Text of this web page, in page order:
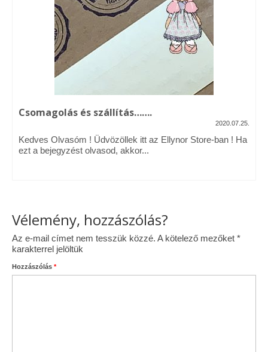
Vásárok, ahol velem is találkozhattál…
Alapanyagok, kellékek
A termékek tisztítása
Ellynor története
Adatkezelési tájékoztató
Általános Szerződési Feltételek
Csomagolás és szállítás…….
2020.07.25.
Kedves Olvasóm ! Üdvözöllek itt az Ellynor Store-ban ! Ha
ezt a bejegyzést olvasod, akkor...
Vélemény, hozzászólás?
Az e-mail címet nem tesszük közzé. A kötelező mezőket *
karakterrel jelöltük
Hozzászólás *